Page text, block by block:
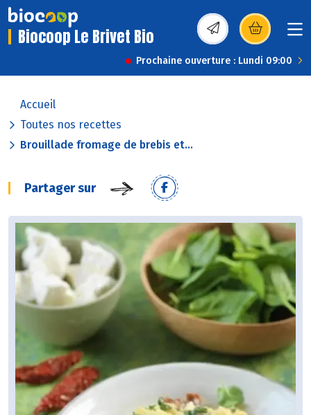
Biocoop Le Brivet Bio (s’ouvre dans une
Prochaine ouverture : Lundi 09:00
Accueil
Toutes nos recettes
Brouillade fromage de brebis et...
Partager sur